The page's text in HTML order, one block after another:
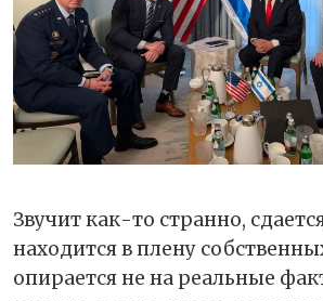
Звучит как-то странно,
находится в плену
опирается не на реальные